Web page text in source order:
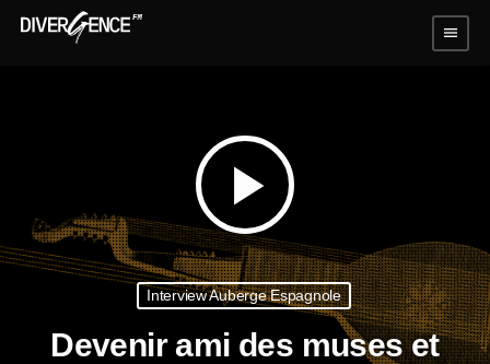
menu
play_arrow
Interview Auberge Espagnole
Devenir ami des muses et